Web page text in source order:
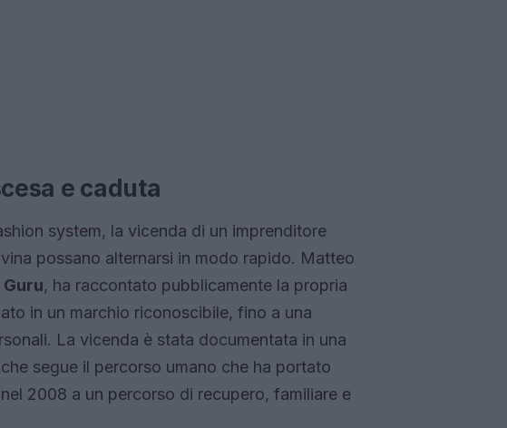
e caduta
system, la vicenda di un imprenditore
possano alternarsi in modo rapido. Matteo
Guru, ha raccontato pubblicamente la propria
in un marchio riconoscibile, fino a una
La vicenda è stata documentata in una
segue il percorso umano che ha portato
2008 a un percorso di recupero, familiare e